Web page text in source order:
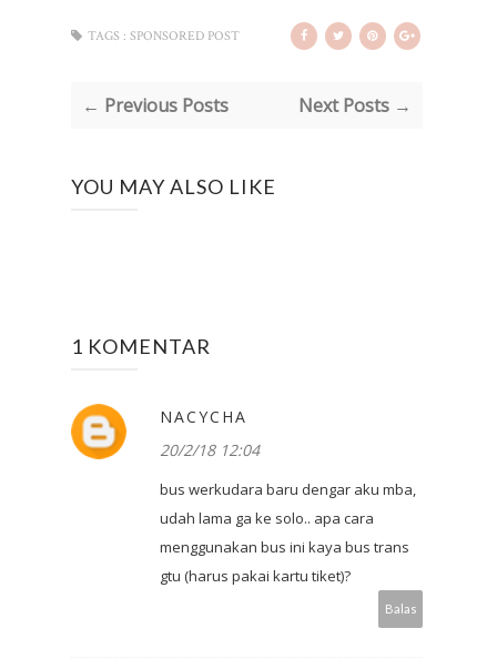
TAGS : SPONSORED POST
← Previous Posts Next Posts →
YOU MAY ALSO LIKE
1 KOMENTAR
NACYCHA
20/2/18 12:04
bus werkudara baru dengar aku mba,
udah lama ga ke solo.. apa cara
menggunakan bus ini kaya bus trans
gtu (harus pakai kartu tiket)?
Balas